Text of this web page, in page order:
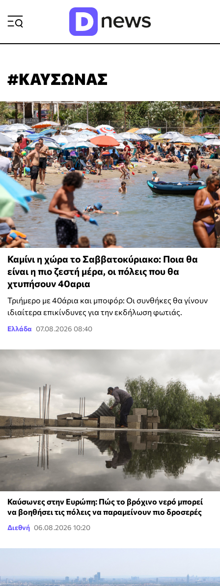
#ΚΑΥΣΩΝΑΣ
Καμίνι η χώρα το Σαββατοκύριακο: Ποια θα
είναι η πιο ζεστή μέρα, οι πόλεις που θα
χτυπήσουν 40αρια
Τριήμερο με 40άρια και μποφόρ: Οι συνθήκες θα γίνουν
ιδιαίτερα επικίνδυνες για την εκδήλωση φωτιάς.
Ελλάδα 07.08.2026 08:40
Καύσωνες στην Ευρώπη: Πώς το βρόχινο νερό μπορεί
να βοηθήσει τις πόλεις να παραμείνουν πιο δροσερές
Διεθνή 06.08.2026 10:20